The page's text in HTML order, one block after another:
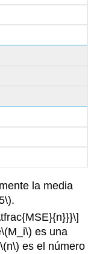
la media
.
\(M_i\) es una
\(n\) es el número